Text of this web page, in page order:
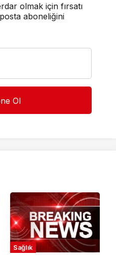
olmak için fırsatı
aboneliğini
Sağlık